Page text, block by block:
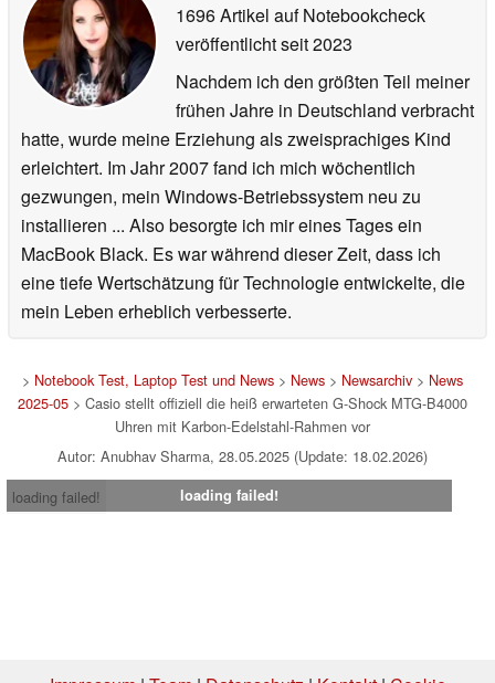
1696 Artikel auf Notebookcheck
veröffentlichtseit 2023
Nachdem ich den größten Teil meiner
frühen Jahre in Deutschland verbracht
hatte, wurde meine Erziehung als zweisprachiges Kind
erleichtert. Im Jahr 2007 fand ich mich wöchentlich
gezwungen, mein Windows-Betriebssystem neu zu
installieren ... Also besorgte ich mir eines Tages ein
MacBook Black. Es war während dieser Zeit, dass ich
eine tiefe Wertschätzung für Technologie entwickelte, die
mein Leben erheblich verbesserte.
> Notebook Test, Laptop Test und News> News> Newsarchiv> News
2025-05> Casio stellt offiziell die heiß erwarteten G-Shock MTG-B4000
Uhren mit Karbon-Edelstahl-Rahmen vor
Autor: Anubhav Sharma, 28.05.2025 (Update: 18.02.2026)
loading failed!
loading failed!